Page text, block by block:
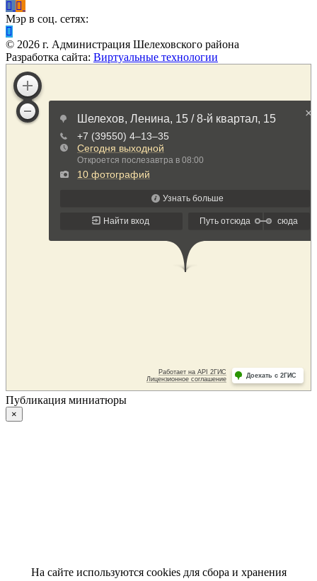
Мэр в соц. сетях:
© 2026 г. Администрация Шелеховского района
Разработка сайта: Виртуальные технологии
Публикация миниатюры
×
На сайте используются cookies для сбора и хранения